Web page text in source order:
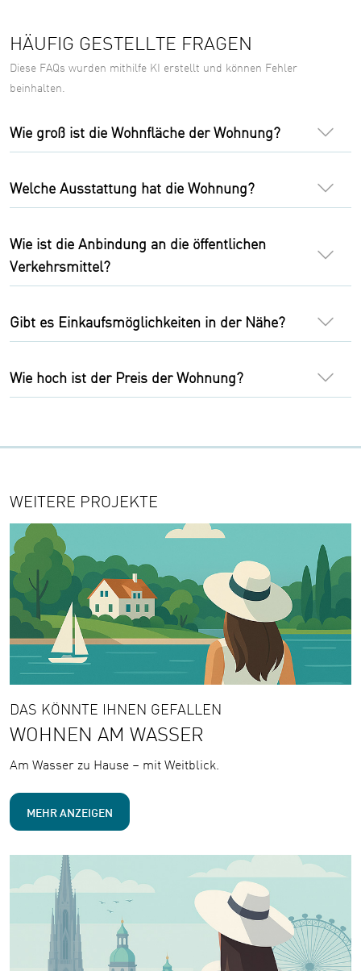
HÄUFIG GESTELLTE FRAGEN
Diese FAQs wurden mithilfe KI erstellt und können Fehler
beinhalten.
Wie groß ist die Wohnfläche der Wohnung?
Welche Ausstattung hat die Wohnung?
Wie ist die Anbindung an die öffentlichen
Verkehrsmittel?
Gibt es Einkaufsmöglichkeiten in der Nähe?
Wie hoch ist der Preis der Wohnung?
WEITERE PROJEKTE
DAS KÖNNTE IHNEN GEFALLEN
WOHNEN AM WASSER
Am Wasser zu Hause – mit Weitblick.
MEHR ANZEIGEN